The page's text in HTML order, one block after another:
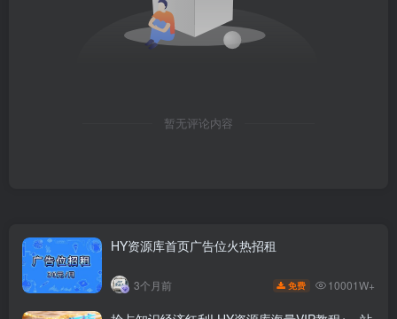
暂无评论内容
HY资源库首页广告位火热招租
3个月前 免费 10001W+